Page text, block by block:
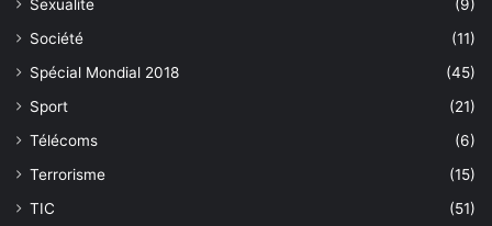
Sexualite
(9)
Société
(11)
Spécial Mondial 2018
(45)
Sport
(21)
Télécoms
(6)
Terrorisme
(15)
TIC
(51)